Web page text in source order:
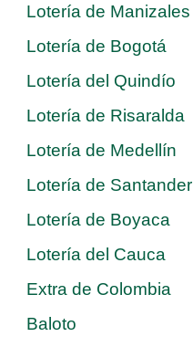
Lotería de Manizales
Lotería de Bogotá
Lotería del Quindío
Lotería de Risaralda
Lotería de Medellín
Lotería de Santander
Lotería de Boyaca
Lotería del Cauca
Extra de Colombia
Baloto